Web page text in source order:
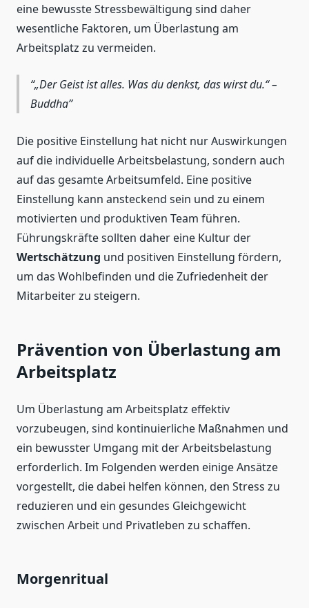
eine bewusste Stressbewältigung sind daher
wesentliche Faktoren, um Überlastung am
Arbeitsplatz zu vermeiden.
„Der Geist ist alles. Was du denkst, das wirst du.“ –
Buddha
Die positive Einstellung hat nicht nur Auswirkungen
auf die individuelle Arbeitsbelastung, sondern auch
auf das gesamte Arbeitsumfeld. Eine positive
Einstellung kann ansteckend sein und zu einem
motivierten und produktiven Team führen.
Führungskräfte sollten daher eine Kultur der
Wertschätzung und positiven Einstellung fördern,
um das Wohlbefinden und die Zufriedenheit der
Mitarbeiter zu steigern.
Prävention von Überlastung am
Arbeitsplatz
Um Überlastung am Arbeitsplatz effektiv
vorzubeugen, sind kontinuierliche Maßnahmen und
ein bewusster Umgang mit der Arbeitsbelastung
erforderlich. Im Folgenden werden einige Ansätze
vorgestellt, die dabei helfen können, den Stress zu
reduzieren und ein gesundes Gleichgewicht
zwischen Arbeit und Privatleben zu schaffen.
Morgenritual